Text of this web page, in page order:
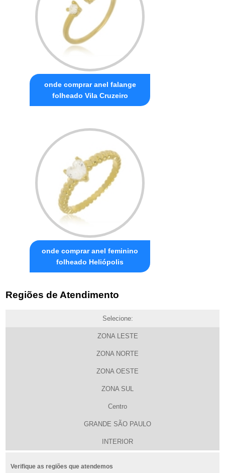
onde comprar anel falange
folheado Vila Cruzeiro
onde comprar anel feminino
folheado Heliópolis
Regiões de Atendimento
Selecione:
ZONA LESTE
ZONA NORTE
ZONA OESTE
ZONA SUL
Centro
GRANDE SÃO PAULO
INTERIOR
Verifique as regiões que atendemos